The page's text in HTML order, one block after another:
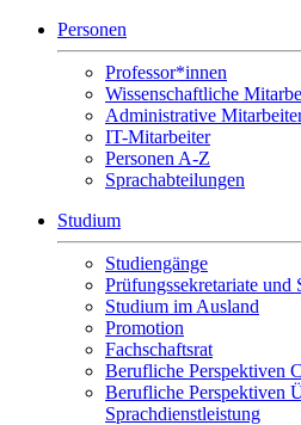
Personen
Professor*innen
Wissenschaftliche
Administrative
IT-Mitarbeiter
Personen A-Z
Sprachabteilungen
Studium
Studiengänge
Prüfungssekretariate und
Studium im Ausland
Promotion
Fachschaftsrat
Berufliche Perspektiven
Berufliche Perspektiven
Sprachdienstleistung